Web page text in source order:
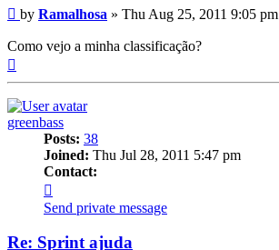
Post
by Ramalhosa » Thu Aug 25, 2011 9:05 pm
Como vejo a minha classificação?
greenbass
Posts: 38
Joined: Thu Jul 28, 2011 5:47 pm
Contact:
greenbass
Send private message
Re: Sprint ajuda